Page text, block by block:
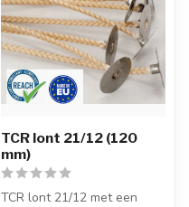
TCR lont 21/12 (120
mm)
TCR lont 21/12 met een